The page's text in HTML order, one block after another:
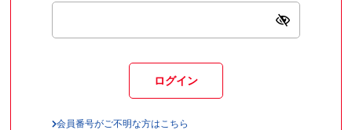
ログイン
会員番号がご不明な方はこちら